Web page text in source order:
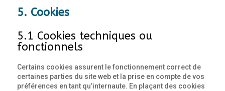
5. Cookies
5.1 Cookies techniques ou
fonctionnels
Certains cookies assurent le fonctionnement correct de
certaines parties du site web et la prise en compte de vos
préférences en tant qu’internaute. En plaçant des cookies